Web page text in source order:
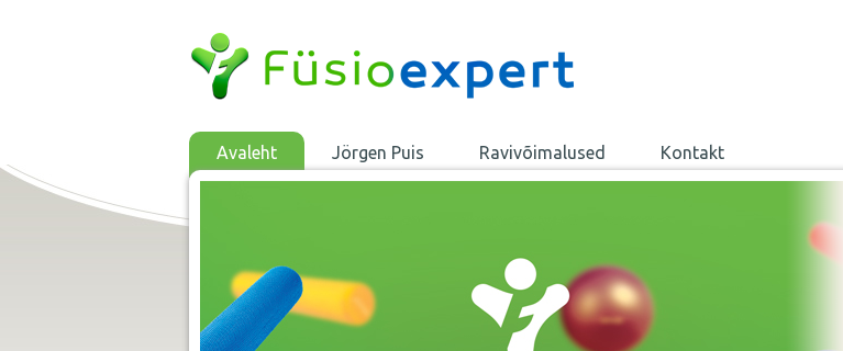
Avaleht Jörgen Puis Ravivõimalused Kontakt